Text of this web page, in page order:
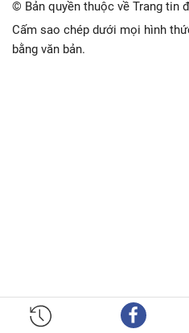
© Bản quyền thuộc về Trang tin
Cấm sao chép dưới mọi hình
bằng văn bản.